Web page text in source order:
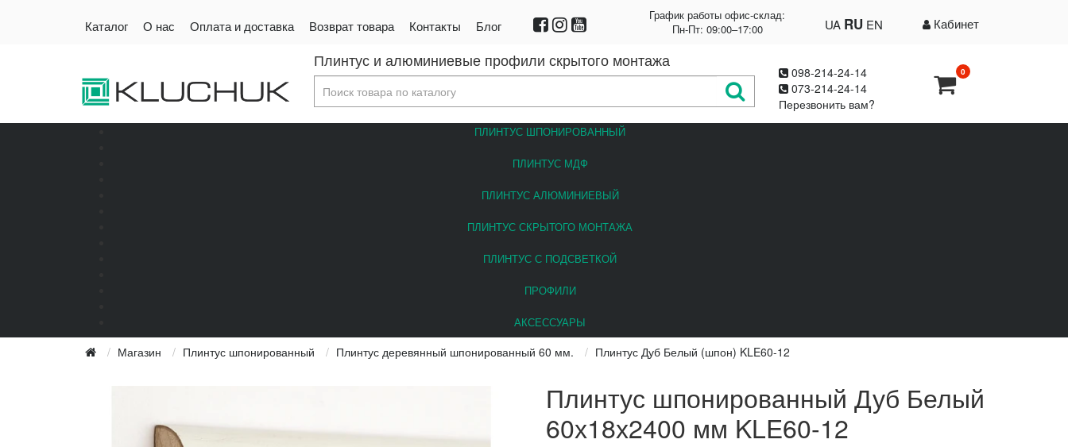
Каталог О нас Оплата и доставка Возврат товара Контакты Блог Кабинет
UA RU EN
График работы офис-склад:
Пн-Пт: 09:00–17:00
Плинтус и алюминиевые профили скрытого монтажа
098-214-24-14
073-214-24-14
Перезвонить вам?
0
ПЛИНТУС ШПОНИРОВАННЫЙ
ПЛИНТУС МДФ
ПЛИНТУС АЛЮМИНИЕВЫЙ
ПЛИНТУС СКРЫТОГО МОНТАЖА
ПЛИНТУС С ПОДСВЕТКОЙ
ПРОФИЛИ
АКСЕССУАРЫ
Магазин Плинтус шпонированный Плинтус деревянный шпонированный 60 мм. Плинтус Дуб Белый (шпон) KLE60-12
Плинтус шпонированный Дуб Белый
60х18х2400 мм KLE60-12